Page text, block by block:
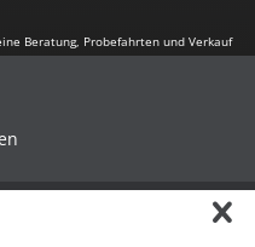
Beratung, Probefahrten und Verkauf